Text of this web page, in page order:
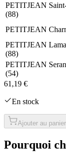
PETITJEAN
(88)
PETITJEAN
PETITJEAN
(88)
PETITJEAN
(54)
61,19 €
En stock
Ajouter au panier
Pourquoi